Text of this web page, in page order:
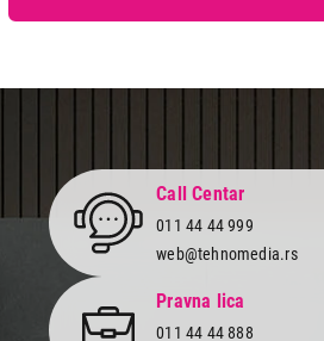
Proizvod je dodat u korpu.
Ukupno u korpi: 0,00
Nastavi kupovinu
Call Centar
011 44 44 999
web@tehnomedia.rs
Pravna lica
011 44 44 888